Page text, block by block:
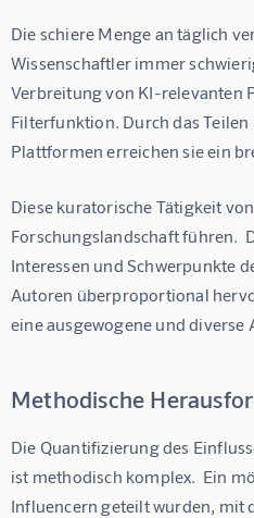
Die schiere Menge an täglich
Wissenschaftler immer
Verbreitung von KI-relevanten
Filterfunktion. Durch das
Plattformen erreichen sie ein
Diese kuratorische Tätigkeit
Forschungslandschaft führen.
Interessen und Schwerpunkte
Autoren überproportional
eine ausgewogene und
Methodische
Die Quantifizierung des
ist methodisch komplex.  Ein
Influencern geteilt wurden, mit